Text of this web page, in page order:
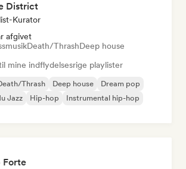
District
Kurator
afgivet
Death/ThrashDeep house
mine indflydelsesrige playlister
Thrash Deep house
Dream pop
Jazz
Hip-hop
Instrumental hip-hop
Forte